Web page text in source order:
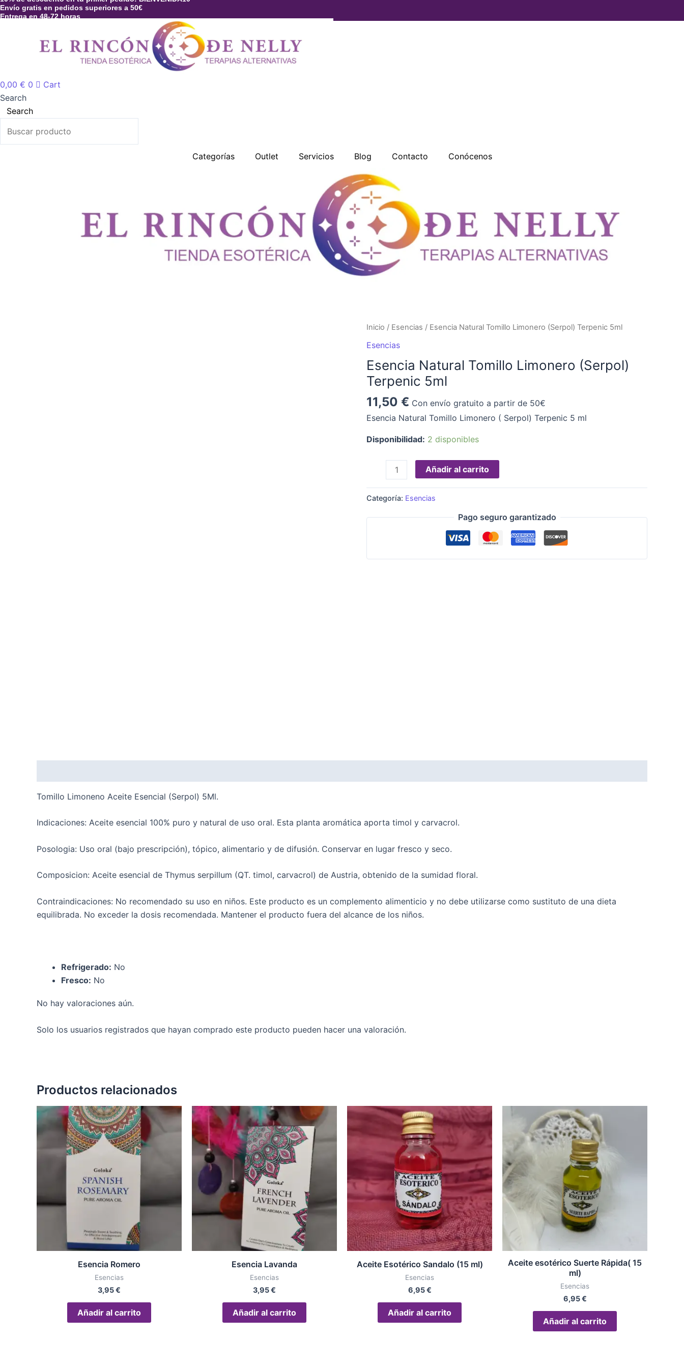
Ir
al
Envío gratis en pedidos superiores a 50€
Entrega en 48-72 horas
0,00 € 0
Cart
Search
Search
Categorías Outlet Servicios Blog Contacto Conócenos
Inicio / Esencias / Esencia Natural Tomillo Limonero (Serpol) Terpenic 5ml
Esencias
Esencia Natural Tomillo Limonero (Serpol)
Terpenic 5ml
11,50 € Con envío gratuito a partir de 50€
Esencia Natural Tomillo Limonero ( Serpol) Terpenic 5 ml
Disponibilidad: 2 disponibles
Esencia
Natural
Limonero
(Serpol)
5ml
cantidad
Añadir al carrito
Categoría: Esencias
Pago seguro garantizado
Tomillo Limoneno Aceite Esencial (Serpol) 5Ml.
Indicaciones: Aceite esencial 100% puro y natural de uso oral. Esta planta aromática aporta timol y carvacrol.
Posologia: Uso oral (bajo prescripción), tópico, alimentario y de difusión. Conservar en lugar fresco y seco.
Composicion: Aceite esencial de Thymus serpillum (QT. timol, carvacrol) de Austria, obtenido de la sumidad floral.
Contraindicaciones: No recomendado su uso en niños. Este producto es un complemento alimenticio y no debe utilizarse como sustituto de una dieta
equilibrada. No exceder la dosis recomendada. Mantener el producto fuera del alcance de los niños.
Refrigerado: No
Fresco: No
No hay valoraciones aún.
Solo los usuarios registrados que hayan comprado este producto pueden hacer una valoración.
Productos relacionados
Esencia Romero
Esencias
3,95€
Añadir al carrito
Esencia Lavanda
Esencias
3,95€
Añadir al carrito
Aceite Esotérico Sandalo (15 ml)
Esencias
6,95€
Añadir al carrito
Aceite esotérico Suerte Rápida( 15
ml)
Esencias
6,95€
Añadir al carrito
(Serpol)